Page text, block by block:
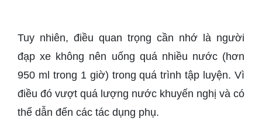
Tuy nhiên, điều quan trọng cần nhớ là người
đạp xe không nên uống quá nhiều nước (hơn
950 ml trong 1 giờ) trong quá trình tập luyện. Vì
điều đó vượt quá lượng nước khuyến nghị và có
thể dẫn đến các tác dụng phụ.